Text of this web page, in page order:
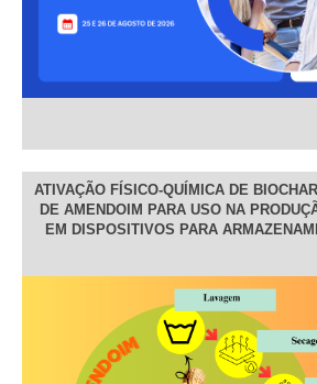
ATIVAÇÃO FÍSICO-QUÍMICA DE
DE AMENDOIM PARA USO NA
EM DISPOSITIVOS PARA